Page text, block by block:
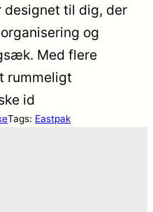
designet til dig, der
og
Med flere
rummeligt
id
Tags: Eastpak